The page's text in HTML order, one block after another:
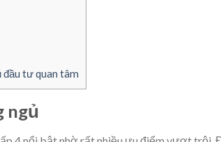
đầu tư quan tâm
ngủ